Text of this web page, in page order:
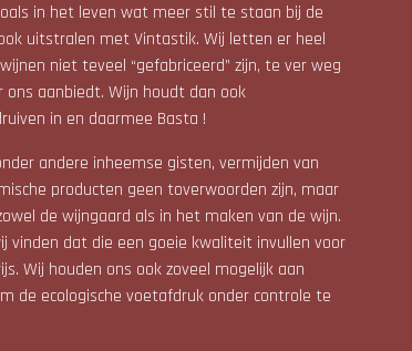
in het leven wat meer stil te staan bij de
uitstralen met Vintastik. Wij letten er heel
niet teveel “gefabriceerd” zijn, te ver weg
aanbiedt. Wijn houdt dan ook
in en daarmee Basta !
andere inheemse gisten, vermijden van
producten geen toverwoorden zijn, maar
de wijngaard als in het maken van de wijn.
vinden dat die een goeie kwaliteit invullen voor
Wij houden ons ook zoveel mogelijk aan
de ecologische voetafdruk onder controle te